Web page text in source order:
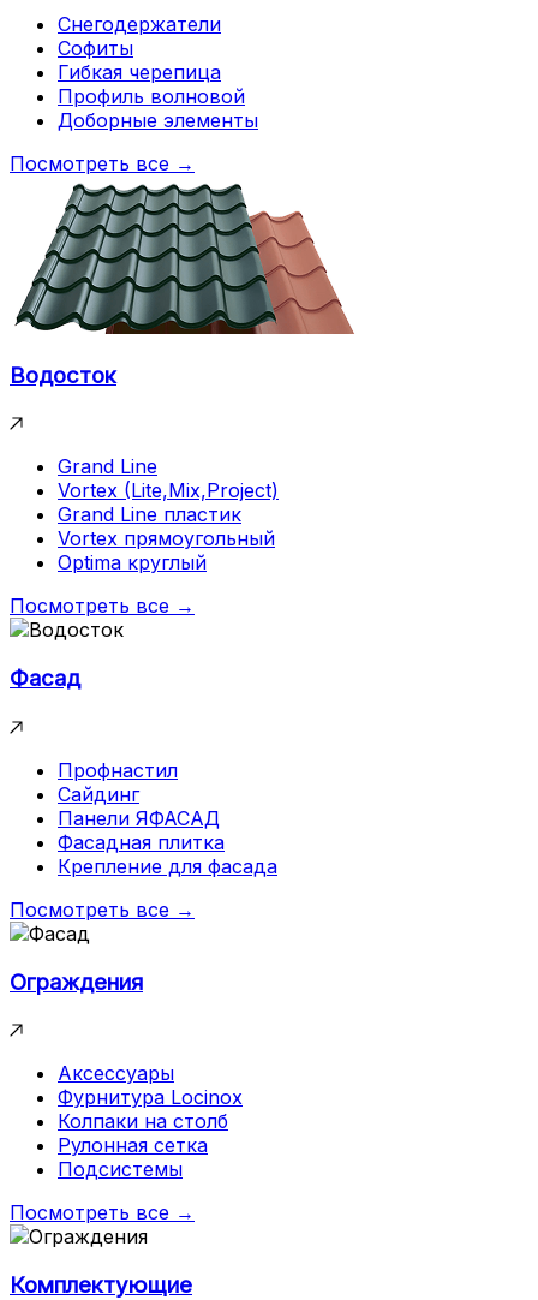
Снегодержатели
Софиты
Гибкая черепица
Профиль волновой
Доборные элементы
Посмотреть все →
Водосток
Grand Line
Vortex (Lite,Mix,Project)
Grand Line пластик
Vortex прямоугольный
Optima круглый
Посмотреть все →
Фасад
Профнастил
Сайдинг
Панели ЯФАСАД
Фасадная плитка
Крепление для фасада
Посмотреть все →
Ограждения
Аксессуары
Фурнитура Locinox
Колпаки на столб
Рулонная сетка
Подсистемы
Посмотреть все →
Комплектующие